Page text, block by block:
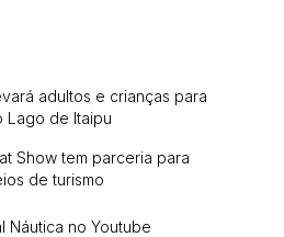
adultos e crianças para
Lago de Itaipu
Show tem parceria para
de turismo
Náutica no Youtube